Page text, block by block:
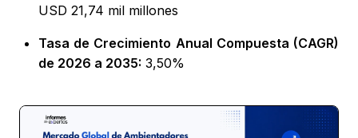
USD 21,74 mil millones
Tasa de Crecimiento Anual Compuesta (CAGR)
de 2026 a 2035: 3,50%